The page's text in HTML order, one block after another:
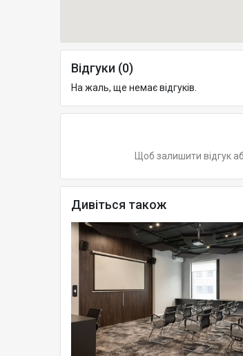
Відгуки (0)
На жаль, ще немає відгуків.
Щоб залишити відгук
Дивіться також